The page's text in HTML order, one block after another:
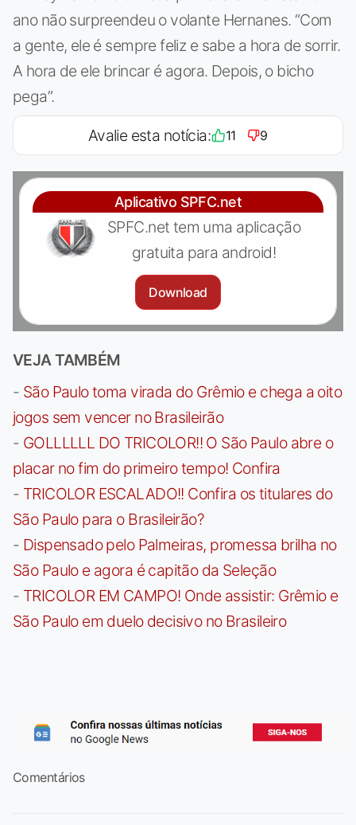
ano não surpreendeu o volante Hernanes. “Com
a gente, ele é sempre feliz e sabe a hora de sorrir.
A hora de ele brincar é agora. Depois, o bicho
pega”.
Avalie esta notícia: 11 9
Aplicativo SPFC.net
SPFC.net tem uma aplicação
gratuita para android!
Download
VEJA TAMBÉM
- São Paulo toma virada do Grêmio e chega a oito
jogos sem vencer no Brasileirão
- GOLLLLLL DO TRICOLOR!! O São Paulo abre o
placar no fim do primeiro tempo! Confira
- TRICOLOR ESCALADO!! Confira os titulares do
São Paulo para o Brasileirão?
- Dispensado pelo Palmeiras, promessa brilha no
São Paulo e agora é capitão da Seleção
- TRICOLOR EM CAMPO! Onde assistir: Grêmio e
São Paulo em duelo decisivo no Brasileiro
Comentários